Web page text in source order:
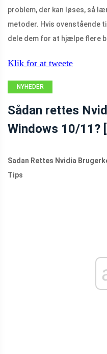
problem, der kan løses, så
metoder. Hvis ovenstående
dele dem for at hjælpe flere
Klik for at tweete
NYHEDER
Sådan rettes
Windows 10/11?
Sadan Rettes Nvidia
Tips